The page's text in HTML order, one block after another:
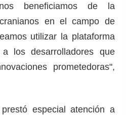
beneficiamos de la
en el campo de
utilizar la plataforma
los desarrolladores que
prometedoras",
especial atención a